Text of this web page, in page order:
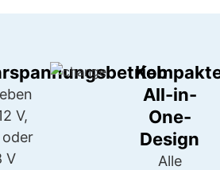
V,
V
All-in-
One-
Design
Alle